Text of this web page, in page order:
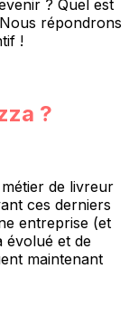
? Quel est
répondrons
!
?
de livreur
ces derniers
entreprise (et
évolué et de
maintenant